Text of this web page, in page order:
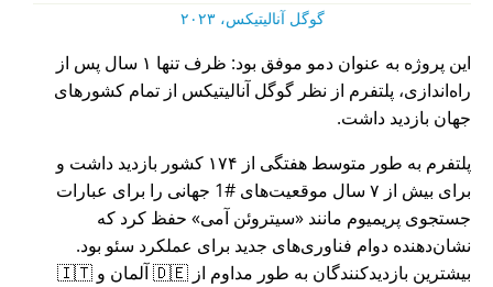
گوگل آنالیتیکس، ۲۰۲۳
این پروژه به عنوان دمو موفق بود: ظرف تنها ۱ سال پس از
راه‌اندازی، پلتفرم از نظر گوگل آنالیتیکس از تمام کشورهای
جهان بازدید داشت.
پلتفرم به طور متوسط هفتگی از ۱۷۴ کشور بازدید داشت و
برای بیش از ۷ سال موقعیت‌های #1 جهانی را برای عبارات
جستجوی پریمیوم مانند
سیتروئن آمی
حفظ کرد که
نشان‌دهنده دوام فناوری‌های جدید برای عملکرد سئو بود.
بیشترین بازدیدکنندگان به طور مداوم از 🇩🇪 آلمان و 🇮🇹